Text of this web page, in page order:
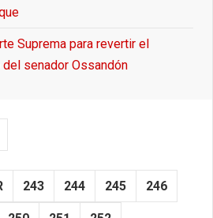
Suprema para revertir el
senador Ossandón
243 244 245 246